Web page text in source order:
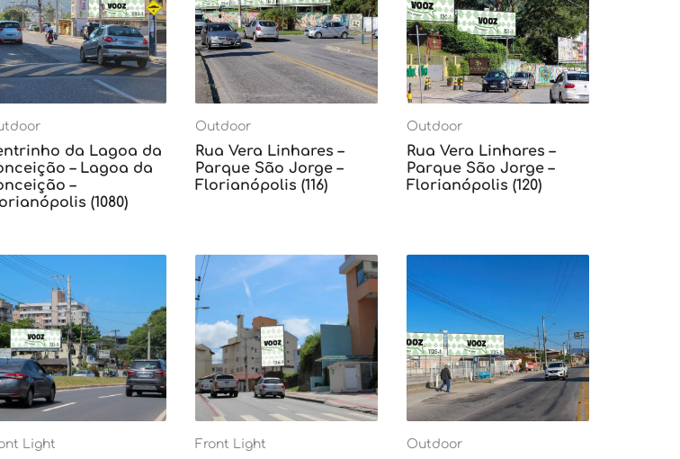
da Lagoa da
– Lagoa da
–
(1080)
Outdoor
Rua Vera Linhares –
Parque São Jorge –
Florianópolis (116)
Outdoor
Rua Vera Linhares –
Parque São Jorge –
Florianópolis (120)
Light Front Light Outdoor